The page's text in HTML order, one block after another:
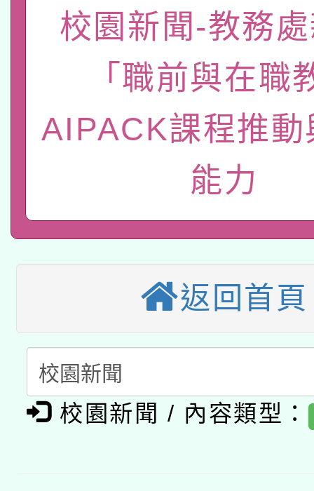
「數位內容與教學軟
有關大陸委員會函釋公
薪期間赴陸應申請許可
轉知經濟部水利署委託
業技術研究院辦理「
用水績優單位及節水達
115年8月22日(星期六
桃園市孔廟祈福系列
開 智慧啟航」
本校115學年度第2次
招甄選結果公告(無人
招)
適應運動共學行動站研
本館辦理115年度閱讀
暨閱讀推動專業研習
科技賦能─人工智慧
礎課程
A3數位素養講師名單
「數位內容與教學軟體
pilot」
有關大陸委員會函釋公
薪期間赴陸應申請許可
轉知經濟部水利署委託
校園新聞-教務
「職前與在職
AIPACK課程推動
能力
返回首頁
校園新聞 / 內容類型：